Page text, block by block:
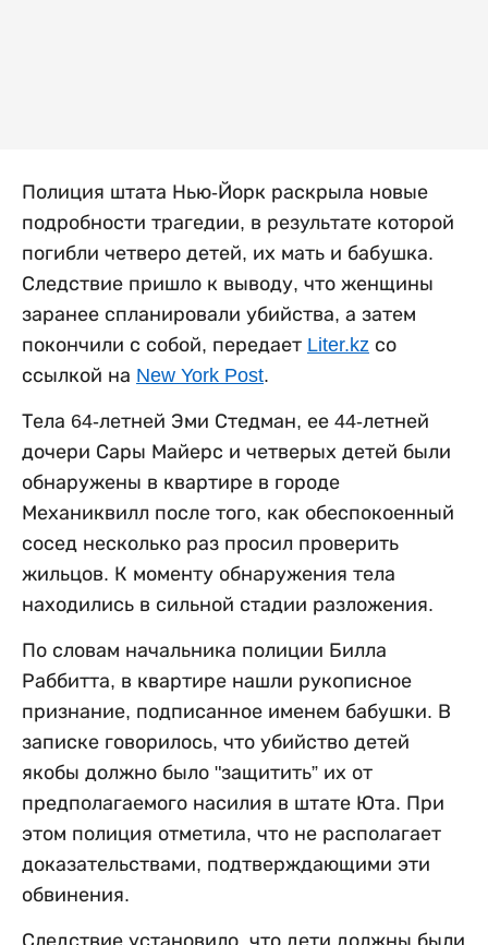
Полиция штата Нью-Йорк раскрыла новые
подробности трагедии, в результате которой
погибли четверо детей, их мать и бабушка.
Следствие пришло к выводу, что женщины
заранее спланировали убийства, а затем
покончили с собой, передает Liter.kz со
ссылкой на New York Post.
Тела 64-летней Эми Стедман, ее 44-летней
дочери Сары Майерс и четверых детей были
обнаружены в квартире в городе
Механиквилл после того, как обеспокоенный
сосед несколько раз просил проверить
жильцов. К моменту обнаружения тела
находились в сильной стадии разложения.
По словам начальника полиции Билла
Раббитта, в квартире нашли рукописное
признание, подписанное именем бабушки. В
записке говорилось, что убийство детей
якобы должно было "защитить” их от
предполагаемого насилия в штате Юта. При
этом полиция отметила, что не располагает
доказательствами, подтверждающими эти
обвинения.
Следствие установило, что дети должны были